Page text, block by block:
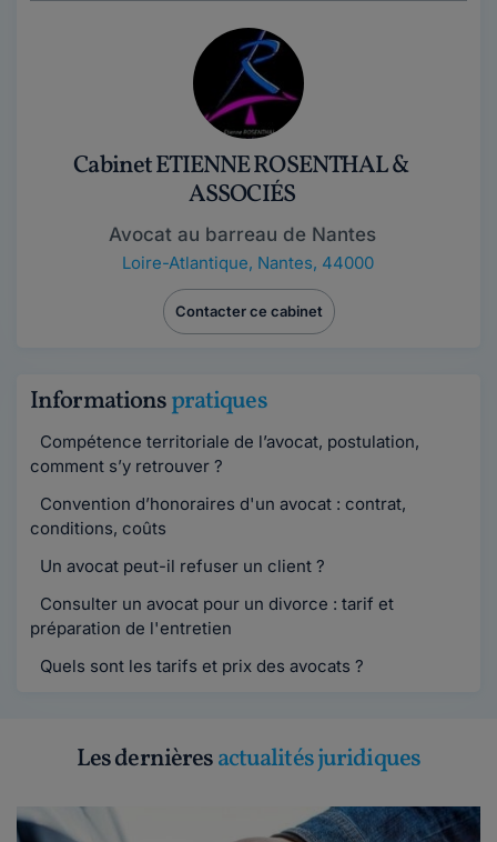
Cabinet ETIENNE ROSENTHAL &
ASSOCIÉS
Avocat au barreau de Nantes
Loire-Atlantique, Nantes, 44000
Contacter ce cabinet
Informationspratiques
Compétence territoriale de l’avocat, postulation,
comment s’y retrouver ?
Convention d’honoraires d'un avocat : contrat,
conditions, coûts
Un avocat peut-il refuser un client ?
Consulter un avocat pour un divorce : tarif et
préparation de l'entretien
Quels sont les tarifs et prix des avocats ?
Les dernièresactualités juridiques